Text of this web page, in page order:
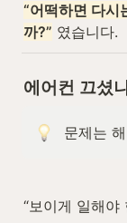
“어떡하면 다시
까?” 였습니다.
에어컨 끄셨
문제는
“보이게 일해야